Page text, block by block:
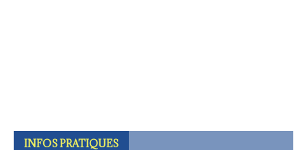
INFOS PRATIQUES